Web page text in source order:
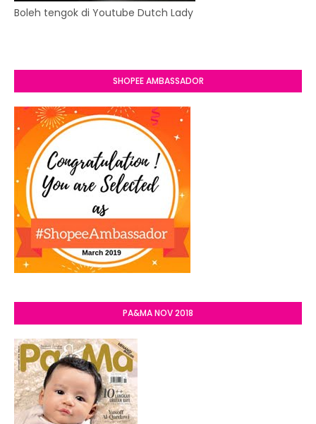
Boleh tengok di Youtube Dutch Lady
SHOPEE AMBASSADOR
PA&MA NOV 2018